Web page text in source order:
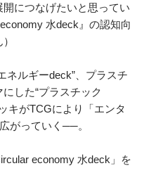
につなげたいと思ってい
水deck』の認知向
ネルギーdeck”、プラスチ
した“プラスチック
キがTCGにより「エンタ
がっていく──。
economy 水deck」を